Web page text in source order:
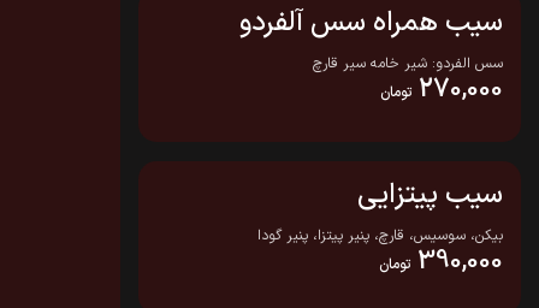
سیب همراه سس آلفردو
سس الفردو: شیر خامه سیر قارچ
270,000 تومان
سیب پیتزایی
بیکن، سوسیس، قارچ، پنیر پیتزا، پنیر گودا
390,000 تومان